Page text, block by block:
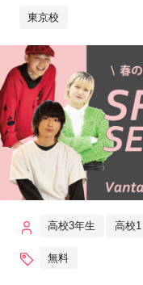
東京校
高校3年生 高校
無料